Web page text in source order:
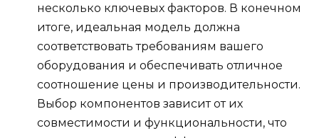
несколько ключевых факторов. В конечном
итоге, идеальная модель должна
соответствовать требованиям вашего
оборудования и обеспечивать отличное
соотношение цены и производительности.
Выбор компонентов зависит от их
совместимости и функциональности, что